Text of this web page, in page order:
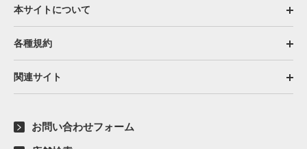
本サイトについて
各種規約
関連サイト
お問い合わせフォーム